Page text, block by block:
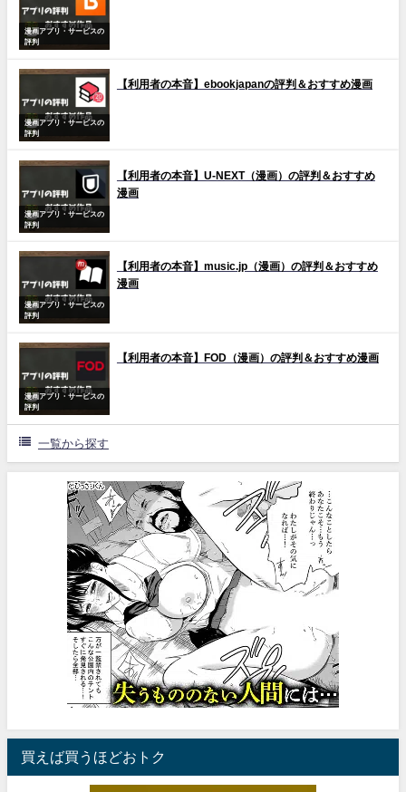
漫画アプリ・サービスの
評判
漫画アプリ・サービスの
評判
【利用者の本音】ebookjapanの評判＆おすすめ漫画
漫画アプリ・サービスの
評判
【利用者の本音】U-NEXT（漫画）の評判＆おすすめ
漫画
漫画アプリ・サービスの
評判
【利用者の本音】music.jp（漫画）の評判＆おすすめ
漫画
漫画アプリ・サービスの
評判
【利用者の本音】FOD（漫画）の評判＆おすすめ漫画
一覧から探す
買えば買うほどおトク